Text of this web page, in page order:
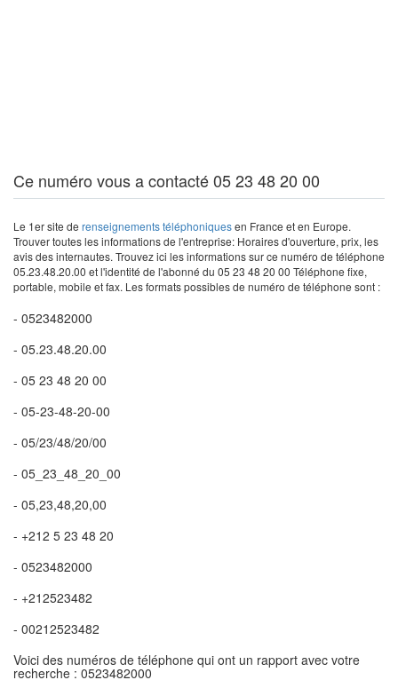
Ce numéro vous a contacté 05 23 48 20 00
Le 1er site de renseignements téléphoniquesen France et en Europe.
Trouver toutes les informations de l'entreprise: Horaires d'ouverture, prix, les
avis des internautes. Trouvez ici les informations sur ce numéro de téléphone
05.23.48.20.00 et l'identité de l'abonné du 05 23 48 20 00 Téléphone fixe,
portable, mobile et fax. Les formats possibles de numéro de téléphone sont :
- 0523482000
- 05.23.48.20.00
- 05 23 48 20 00
- 05-23-48-20-00
- 05/23/48/20/00
- 05_23_48_20_00
- 05,23,48,20,00
- +212 5 23 48 20
- 0523482000
- +212523482
- 00212523482
Voici des numéros de téléphone qui ont un rapport avec votre
recherche : 0523482000